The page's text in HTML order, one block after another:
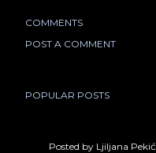
COMMENTS
POST A COMMENT
POPULAR POSTS
Posted by Ljiljana Pekić